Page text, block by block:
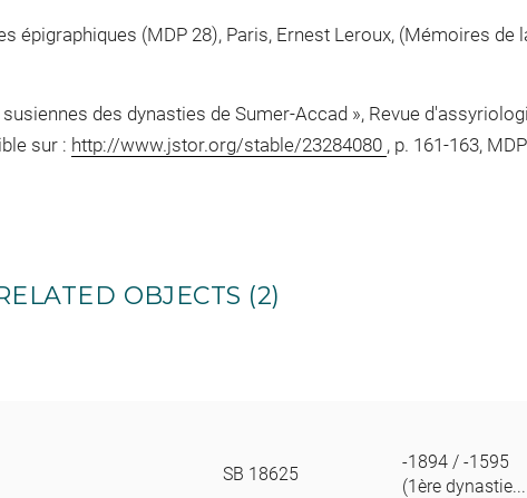
épigraphiques (MDP 28), Paris, Ernest Leroux, (Mémoires de
des dynasties de Sumer-Accad », Revue
sur : http://www.jstor.org/stable/23284080 , p. 161-163,
OBJECTS (2)
SB 18625
-1894 / -1595
(1ère dynastie...